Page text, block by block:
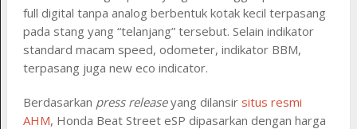
full digital tanpa analog berbentuk kotak kecil terpasang
pada stang yang “telanjang” tersebut. Selain indikator
standard macam speed, odometer, indikator BBM,
terpasang juga new eco indicator.
Berdasarkan press releaseyang dilansir situs resmi
AHM, Honda Beat Street eSP dipasarkan dengan harga